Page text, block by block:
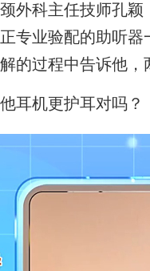
科主任技师孔颖
专业验配的助听
的过程中告诉他
耳机更护耳对吗？